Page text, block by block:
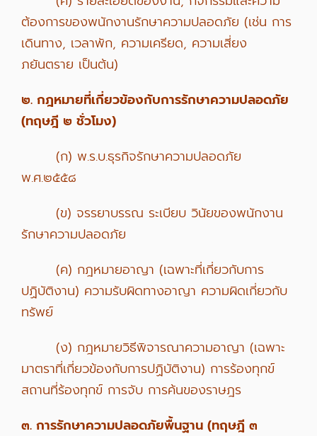
ต้องการของพนักงานรักษาความปลอดภัย (เช่น การ
เดินทาง, เวลาพัก, ความเครียด, ความเสี่ยง
ภยันตราย เป็นต้น)
๒. กฎหมายที่เกี่ยวข้องกับการรักษาความปลอดภัย
(ทฤษฎี ๒ ชั่วโมง)
(ก) พ.ร.บ.ธุรกิจรักษาความปลอดภัย
พ.ศ.๒๕๕๘
(ข) จรรยาบรรณ ระเบียบ วินัยของพนักงาน
รักษาความปลอดภัย
(ค) กฎหมายอาญา (เฉพาะที่เกี่ยวกับการ
ปฏิบัติงาน) ความรับผิดทางอาญา ความผิดเกี่ยวกับ
ทรัพย์
(ง) กฎหมายวิธีพิจารณาความอาญา (เฉพาะ
มาตราที่เกี่ยวข้องกับการปฏิบัติงาน) การร้องทุกข์
สถานที่ร้องทุกข์ การจับ การค้นของราษฎร
๓. การรักษาความปลอดภัยพื้นฐาน (ทฤษฎี ๓